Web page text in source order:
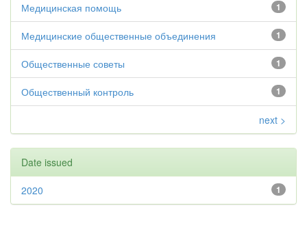
1
Медицинская помощь
1
Медицинские общественные объединения
1
Общественные советы
1
Общественный контроль
next >
Date issued
1
2020